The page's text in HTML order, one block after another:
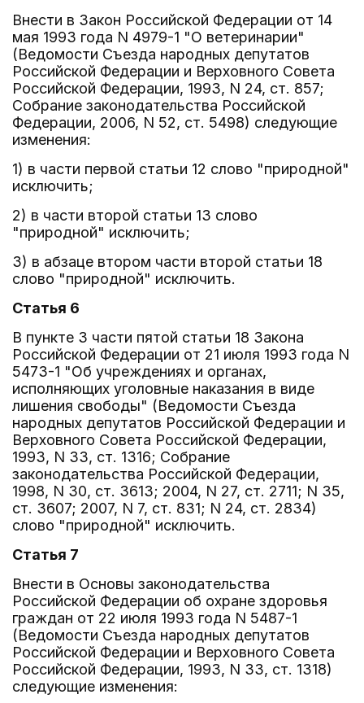
Внести в Закон Российской Федерации от 14
мая 1993 года N 4979-1 "О ветеринарии"
(Ведомости Съезда народных депутатов
Российской Федерации и Верховного Совета
Российской Федерации, 1993, N 24, ст. 857;
Собрание законодательства Российской
Федерации, 2006, N 52, ст. 5498) следующие
изменения:
1) в части первой статьи 12 слово "природной"
исключить;
2) в части второй статьи 13 слово
"природной" исключить;
3) в абзаце втором части второй статьи 18
слово "природной" исключить.
Статья 6
В пункте 3 части пятой статьи 18 Закона
Российской Федерации от 21 июля 1993 года N
5473-1 "Об учреждениях и органах,
исполняющих уголовные наказания в виде
лишения свободы" (Ведомости Съезда
народных депутатов Российской Федерации и
Верховного Совета Российской Федерации,
1993, N 33, ст. 1316; Собрание
законодательства Российской Федерации,
1998, N 30, ст. 3613; 2004, N 27, ст. 2711; N 35,
ст. 3607; 2007, N 7, ст. 831; N 24, ст. 2834)
слово "природной" исключить.
Статья 7
Внести в Основы законодательства
Российской Федерации об охране здоровья
граждан от 22 июля 1993 года N 5487-1
(Ведомости Съезда народных депутатов
Российской Федерации и Верховного Совета
Российской Федерации, 1993, N 33, ст. 1318)
следующие изменения: